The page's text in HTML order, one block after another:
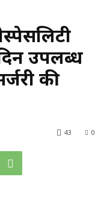
उपलब्ध
की
0
43